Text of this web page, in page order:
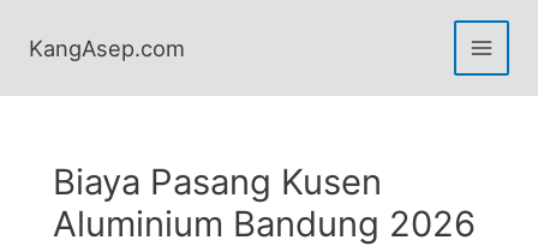
KangAsep.com
Biaya Pasang Kusen
Aluminium Bandung 2026